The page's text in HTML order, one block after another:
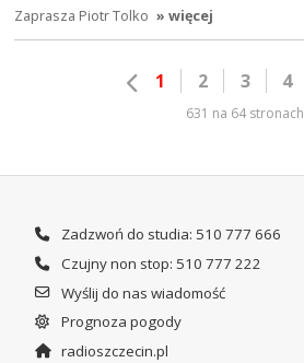
Zaprasza Piotr Tolko » więcej
1 2 3 4
631 na 64 stronach
Zadzwoń do studia: 510 777 666
Czujny non stop: 510 777 222
Wyślij do nas wiadomość
Prognoza pogody
radioszczecin.pl